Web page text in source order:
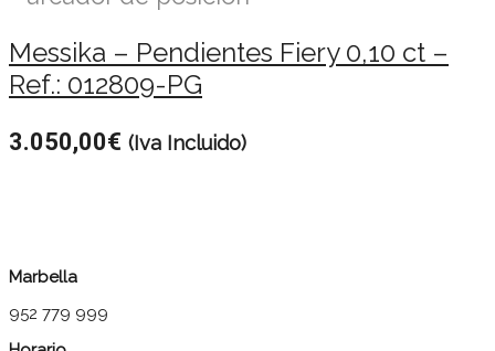
Messika – Pendientes Fiery 0,10 ct –
Ref.: 012809-PG
3.050,00€ (Iva Incluido)
Marbella
952 779 999